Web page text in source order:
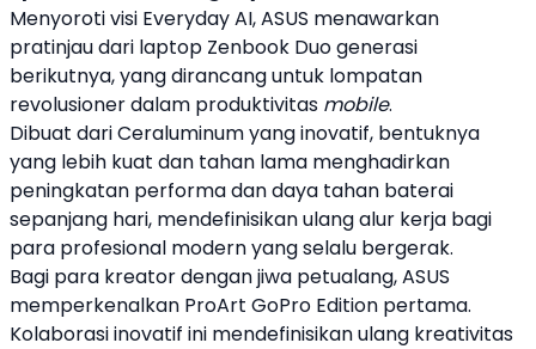
Menyoroti visi Everyday AI,ASUS menawarkan
pratinjau dari laptop Zenbook Duogenerasi
berikutnya, yang dirancang untuk lompatan
revolusioner dalam produktivitas mobile.
Dibuat dari Ceraluminum yang inovatif, bentuknya
yang lebih kuat dan tahan lama menghadirkan
peningkatan performa dan daya tahan baterai
sepanjang hari, mendefinisikan ulang alur kerja bagi
para profesional modern yang selalu bergerak.
Bagi para kreator dengan jiwa petualang,ASUS
memperkenalkan ProArt GoPro Edition pertama.
Kolaborasi inovatif ini mendefinisikan ulang kreativitas